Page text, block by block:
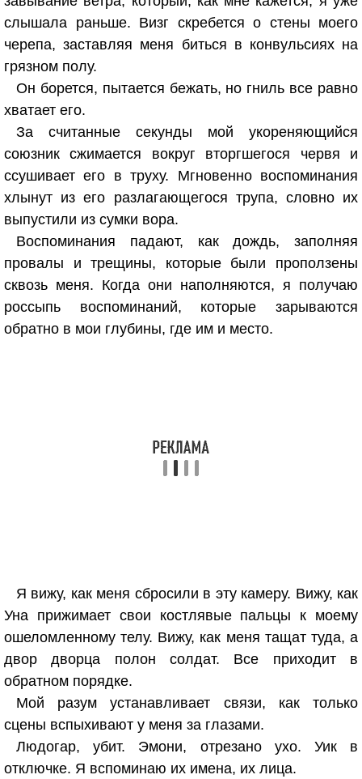
слышала раньше. Визг скребется о стены моего
черепа, заставляя меня биться в конвульсиях на
грязном полу.
Он борется, пытается бежать, но гниль все равно
хватает его.
За считанные секунды мой укореняющийся
союзник сжимается вокруг вторгшегося червя и
ссушивает его в труху. Мгновенно воспоминания
хлынут из его разлагающегося трупа, словно их
выпустили из сумки вора.
Воспоминания падают, как дождь, заполняя
провалы и трещины, которые были проползены
сквозь меня. Когда они наполняются, я получаю
россыпь воспоминаний, которые зарываются
обратно в мои глубины, где им и место.
Я вижу, как меня сбросили в эту камеру. Вижу, как
Уна прижимает свои костлявые пальцы к моему
ошеломленному телу. Вижу, как меня тащат туда, а
двор дворца полон солдат. Все приходит в
обратном порядке.
Мой разум устанавливает связи, как только
сцены вспыхивают у меня за глазами.
Людогар, убит. Эмони, отрезано ухо. Уик в
отключке. Я вспоминаю их имена, их лица.